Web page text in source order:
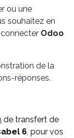
ou une
souhaitez en
Odoo
de la
réponses.
de transfert de
6, pour vos